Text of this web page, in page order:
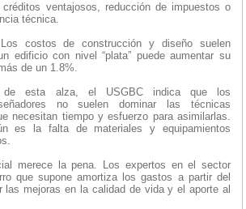
ventajosos, reducción de impuestos o
técnica.
costos de construcción y diseño suelen
edificio con nivel “plata” puede aumentar su
de un 1.8%.
de esta alza, el USGBC indica que los
no suelen dominar las técnicas
necesitan tiempo y esfuerzo para asimilarlas.
es la falta de materiales y equipamientos
merece la pena. Los expertos en el sector
que supone amortiza los gastos a partir del
las mejoras en la calidad de vida y el aporte al